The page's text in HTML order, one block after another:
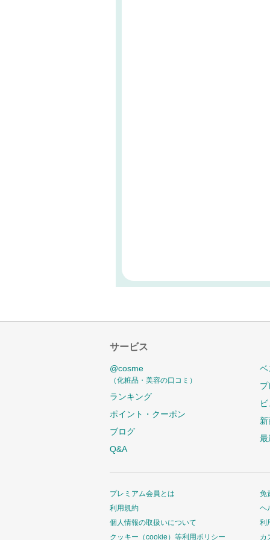
サービス
@cosme
（化粧品・美容の口コミ）
ランキング
ポイント・クーポン
ブログ
Q&A
ベ
最
プレミアム会員とは
利用規約
個人情報の取扱いについて
クッキー（cookie）等利用ポリシー
免
ヘ
利
カ